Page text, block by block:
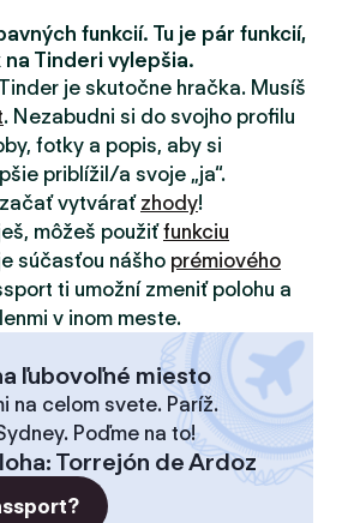
funkcií. Tu je pár funkcií,
Tinderi vylepšia.
je skutočne hračka. Musíš
. Nezabudni si do svojho profilu
fotky a popis, aby si
priblížil/a svoje „ja“.
vytváraťzhody!
môžeš použiťfunkciu
súčasťou nášho prémiového
ti umožní zmeniť polohu a
v inom meste.
ľubovoľné miesto
na celom svete. Paríž.
Poďme na to!
: Torrejón de Ardoz